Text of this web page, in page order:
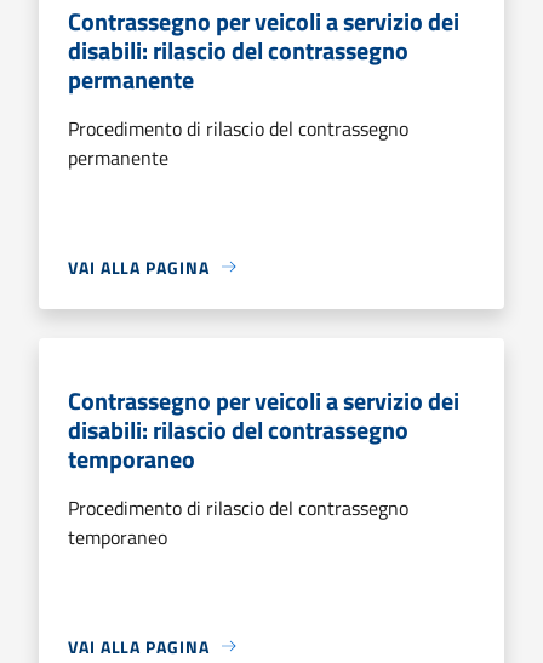
Contrassegno per veicoli a servizio dei
disabili: rilascio del contrassegno
permanente
Procedimento di rilascio del contrassegno
permanente
VAI ALLA PAGINA
Contrassegno per veicoli a servizio dei
disabili: rilascio del contrassegno
temporaneo
Procedimento di rilascio del contrassegno
temporaneo
VAI ALLA PAGINA